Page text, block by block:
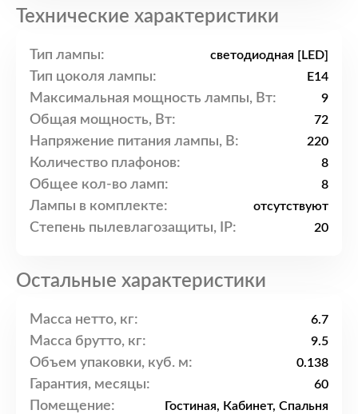
Технические характеристики
Тип лампы: светодиодная [LED]
Тип цоколя лампы: E14
Максимальная мощность лампы, Вт: 9
Общая мощность, Вт: 72
Напряжение питания лампы, В: 220
Количество плафонов: 8
Общее кол-во ламп: 8
Лампы в комплекте: отсутствуют
Степень пылевлагозащиты, IP: 20
Остальные характеристики
Масса нетто, кг: 6.7
Масса брутто, кг: 9.5
Объем упаковки, куб. м: 0.138
Гарантия, месяцы: 60
Помещение: Гостиная, Кабинет, Спальня